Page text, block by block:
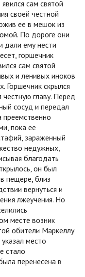
сам святой
своей честной
ее в мешок из
По дороге они
дали ему нести
горшечник
сам святой
и ленивых иноков
Горшечник скрылся
главу. Перед
сосуд и передал
преемственно
пока ее
зараженный
недужных,
благодать
он был
пещере, близ
вернуться и
лжеучения. Но
месте возник
обители Маркеллу
место
стало
перенесена в